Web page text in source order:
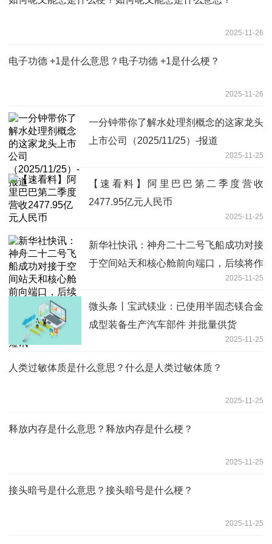
2025-11-26
电子功德 +1是什么意思？电子功德 +1是什么梗？
2025-11-26
一分钟带你了解水处理剂概念的这家龙头
上市公司（2025/11/25）-报道
2025-11-25
【速看料】阿里巴巴第二季度营收
2477.95亿元人民币
2025-11-25
新华社快讯：神舟二十二号飞船成功对接
于空间站天和核心舱前向端口，后续将作
为神舟二十一号航天员乘组的返回飞船
每日短讯
2025-11-25
微头条丨宝武镁业：已使用半固态镁合金
成型装备生产汽车部件 并批量供货
2025-11-25
人类过敏体质是什么意思？什么是人类过敏体质？
2025-11-25
释放内存是什么意思？释放内存是什么梗？
2025-11-25
接头暗号是什么意思？接头暗号是什么梗？
2025-11-25